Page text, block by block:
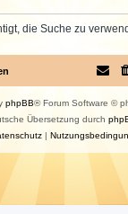
die Suche zu
phpBB® Forum Software ©
Übersetzung durch
|